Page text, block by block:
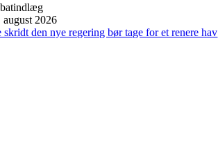
august 2026
skridt den nye regering bør tage for et renere hav